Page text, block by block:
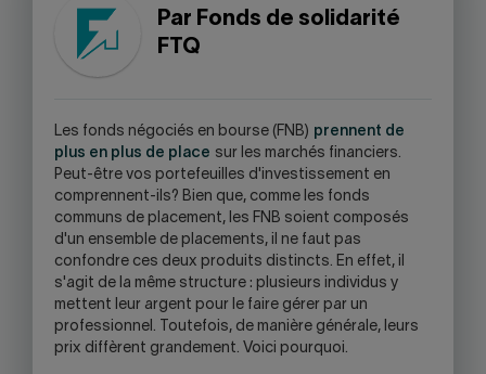
WARNING,
YOUR
SKYPE
APPLICATION.
Par Fonds de solidarité
FTQ
Les fonds négociés en bourse (FNB) prennent de
plus en plus de place sur les marchés financiers.
Peut-être vos portefeuilles d'investissement en
comprennent-ils? Bien que, comme les fonds
communs de placement, les FNB soient composés
d'un ensemble de placements, il ne faut pas
confondre ces deux produits distincts. En effet, il
s'agit de la même structure : plusieurs individus y
mettent leur argent pour le faire gérer par un
professionnel. Toutefois, de manière générale, leurs
prix diffèrent grandement. Voici pourquoi.